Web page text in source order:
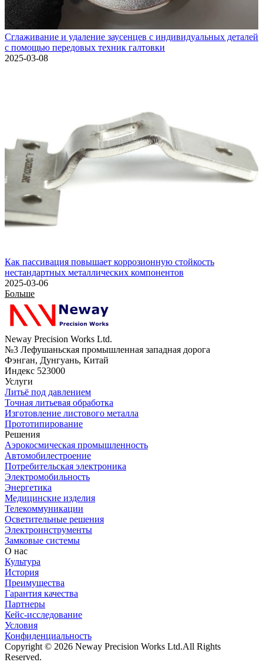
Сглаживание и удаление заусенцев с индивидуальных деталей
с помощью передовых техник галтовки
2025-03-08
Как пассивация повышает коррозионную стойкость
нестандартных металлических компонентов
2025-03-06
Больше
Neway Precision Works Ltd.
№3 Лефушаньская промышленная западная дорога
Фэнган, Дунгуань, Китай
Индекс 523000
Услуги
Литьё под давлением
Точная литьевая обработка
Изготовление листового металла
Прототипирование
Решения
Аэрокосмическая промышленность
Автомобилестроение
Потребительская электроника
Электромобильность
Энергетика
Медицинские изделия
Телекоммуникации
Осветительные решения
Электроинструменты
Замковые системы
О нас
Культура
История
Преимущества
Гарантия качества
Партнеры
Кейс-исследование
Условия
Конфиденциальность
Copyright © 2026 Neway Precision Works Ltd.All Rights
Reserved.